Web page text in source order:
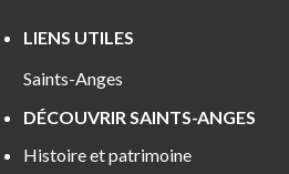
LIENS UTILES
Saints-Anges
DÉCOUVRIR SAINTS-ANGES
Histoire et patrimoine